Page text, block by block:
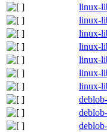
linux-
linux-
linux-
linux-
linux-
linux-
linux-